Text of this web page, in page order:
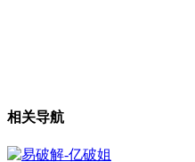
相关导航